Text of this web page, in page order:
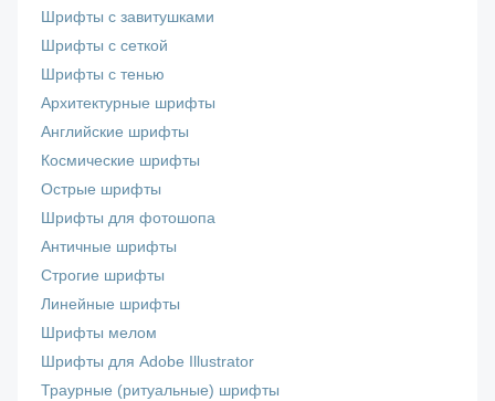
Шрифты с завитушками
Шрифты с сеткой
Шрифты с тенью
Архитектурные шрифты
Английские шрифты
Космические шрифты
Острые шрифты
Шрифты для фотошопа
Античные шрифты
Строгие шрифты
Линейные шрифты
Шрифты мелом
Шрифты для Adobe Illustrator
Траурные (ритуальные) шрифты